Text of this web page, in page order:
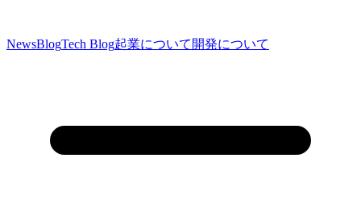
NewsBlogTech Blog起業について 開発について